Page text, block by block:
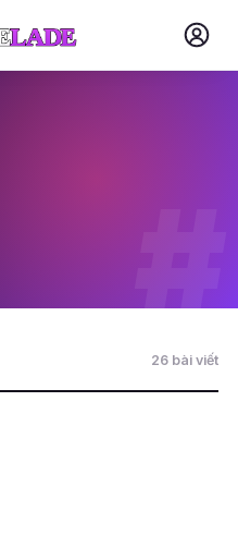
#
26 bài viết